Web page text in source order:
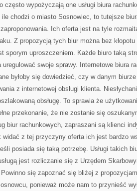
często wypożyczają one usługi biura
chodzi o miasto Sosnowiec, to tutejsze
Ich oferta jest na tyle
Z propozycją tych biur można bez
sporym uproszczeniem. Każde biuro taką
uregulować swoje sprawy. Internetowe biura
byłoby się dowiedzieć, czy w danym
z internetowej obsługi klienta.
obsługę. To sprawia że
przekonanie, że nie zostanie się
biur rachunkowych, zapraszani są klienci
widać z tej przyczyny oferta ich jest bardzo
posiada się taką potrzebę. Usługi takich
jest rozliczanie się z Urzędem
Powinno się zapoznać się bliżej z
ponieważ może nam to przynieść